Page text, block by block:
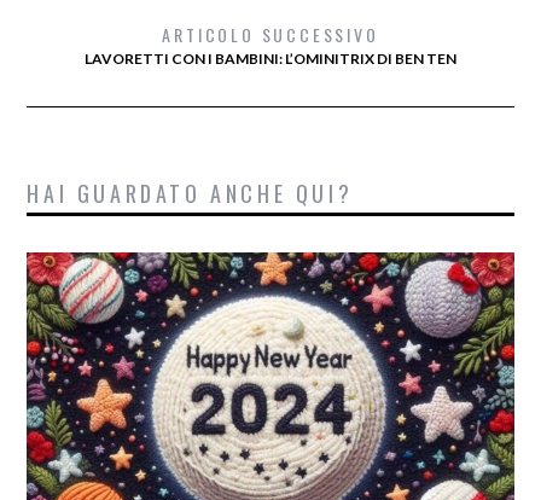
ARTICOLO SUCCESSIVO
LAVORETTI CON I BAMBINI: L’OMINITRIX DI BEN TEN
HAI GUARDATO ANCHE QUI?